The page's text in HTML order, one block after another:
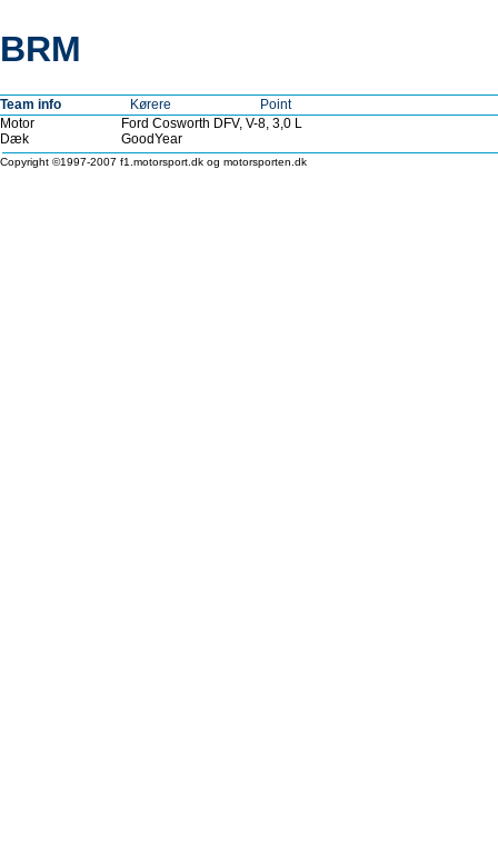
BRM
Team info Kørere
Point
Motor
Ford Cosworth DFV, V-8, 3,0 L
Dæk
GoodYear
Copyright ©1997-2007 f1.motorsport.dk og motorsporten.dk